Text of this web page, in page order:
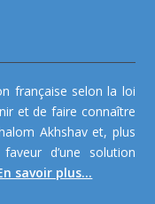
française selon la loi
et de faire connaître
Akhshav et, plus
d’une solution
savoir plus...